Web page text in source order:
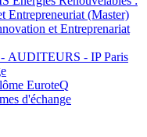
Entrepreneuriat (Master)
et Entreprenariat
AUDITEURS - IP Paris
EuroteQ
d'échange